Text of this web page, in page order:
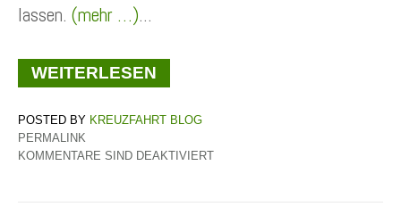
lassen. (mehr …)...
WEITERLESEN
KREUZFAHRT BLOG
PERMALINK
KOMMENTARE SIND DEAKTIVIERT